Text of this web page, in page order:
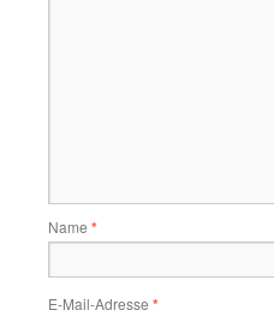
Name *
E-Mail-Adresse *